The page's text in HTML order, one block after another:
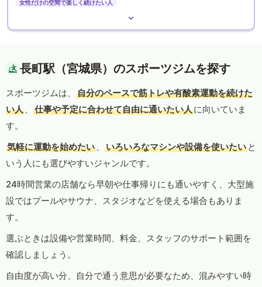
女性だけの空間で楽しく続けたい人
長町駅（宮城県）のスポーツジムを探す
スポーツジムは、
自分のペースで筋トレや有酸素運動を続けた
い人 、 仕事や予定に合わせて自由に通いたい人に向いていま
す。
気軽に運動を始めたい 、 いろいろなマシンや設備を使いたい と
いう人にも選びやすいジャンルです。
24時間営業の店舗なら早朝や仕事帰りにも通いやすく、大型施
設ではプールやサウナ、スタジオなどを使える場合もありま
す。
選ぶときは設備や営業時間、料金、スタッフのサポート範囲を
確認しましょう。
自由度が高い分、自分で通う意思が必要なため、混みやすい時